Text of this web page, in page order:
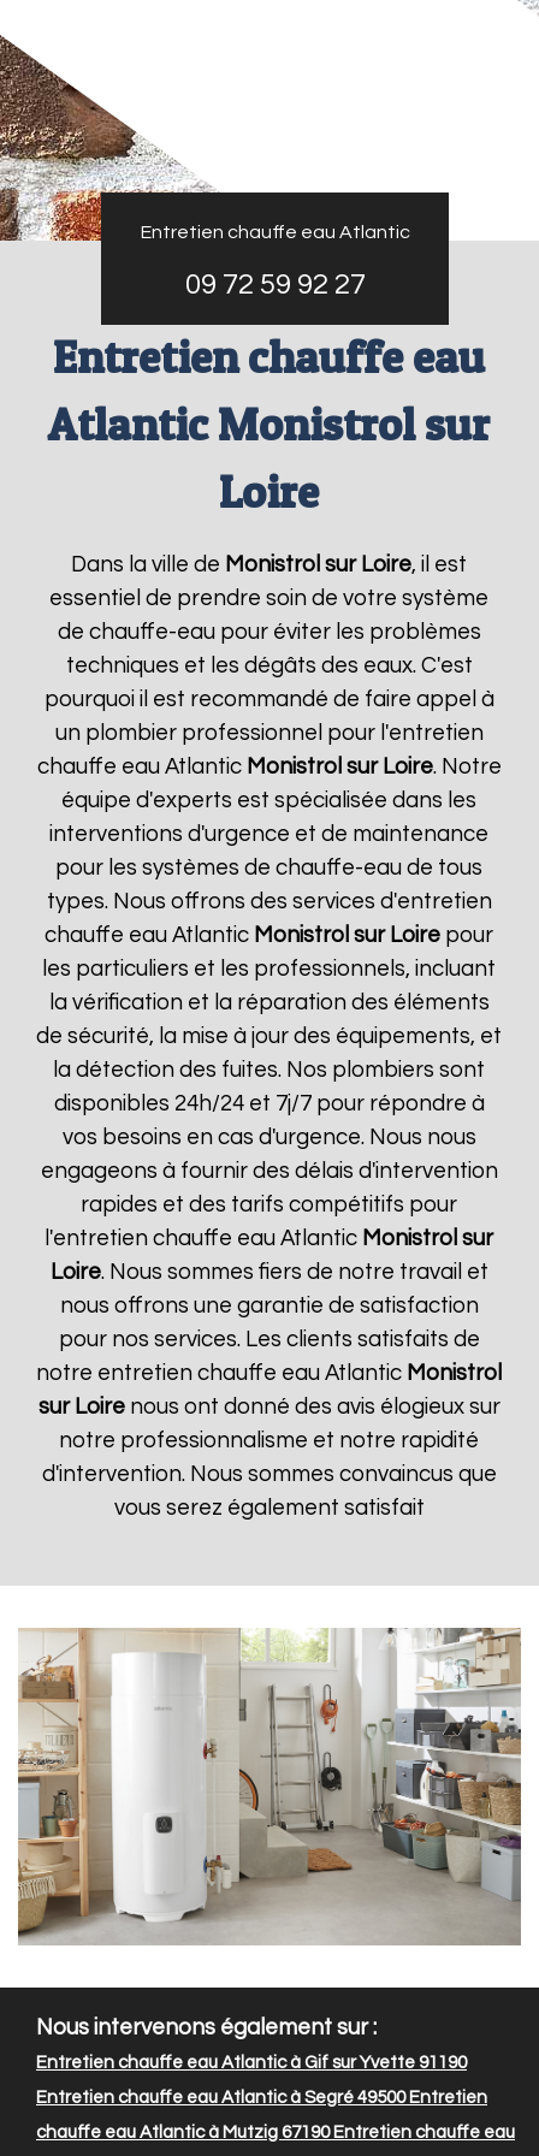
Entretien chauffe eau Atlantic
09 72 59 92 27
Entretien chauffe eau
Atlantic Monistrol sur
Loire
Dans la ville de Monistrol sur Loire, il est
essentiel de prendre soin de votre système
de chauffe-eau pour éviter les problèmes
techniques et les dégâts des eaux. C'est
pourquoi il est recommandé de faire appel à
un plombier professionnel pour l'entretien
chauffe eau Atlantic Monistrol sur Loire. Notre
équipe d'experts est spécialisée dans les
interventions d'urgence et de maintenance
pour les systèmes de chauffe-eau de tous
types. Nous offrons des services d'entretien
chauffe eau Atlantic Monistrol sur Loire pour
les particuliers et les professionnels, incluant
la vérification et la réparation des éléments
de sécurité, la mise à jour des équipements, et
la détection des fuites. Nos plombiers sont
disponibles 24h/24 et 7j/7 pour répondre à
vos besoins en cas d'urgence. Nous nous
engageons à fournir des délais d'intervention
rapides et des tarifs compétitifs pour
l'entretien chauffe eau Atlantic Monistrol sur
Loire. Nous sommes fiers de notre travail et
nous offrons une garantie de satisfaction
pour nos services. Les clients satisfaits de
notre entretien chauffe eau Atlantic Monistrol
sur Loirenous ont donné des avis élogieux sur
notre professionnalisme et notre rapidité
d'intervention. Nous sommes convaincus que
vous serez également satisfait
Nous intervenons également sur :
Entretien chauffe eau Atlantic à Gif sur Yvette 91190
Entretien chauffe eau Atlantic à Segré 49500Entretien
chauffe eau Atlantic à Mutzig 67190Entretien chauffe eau